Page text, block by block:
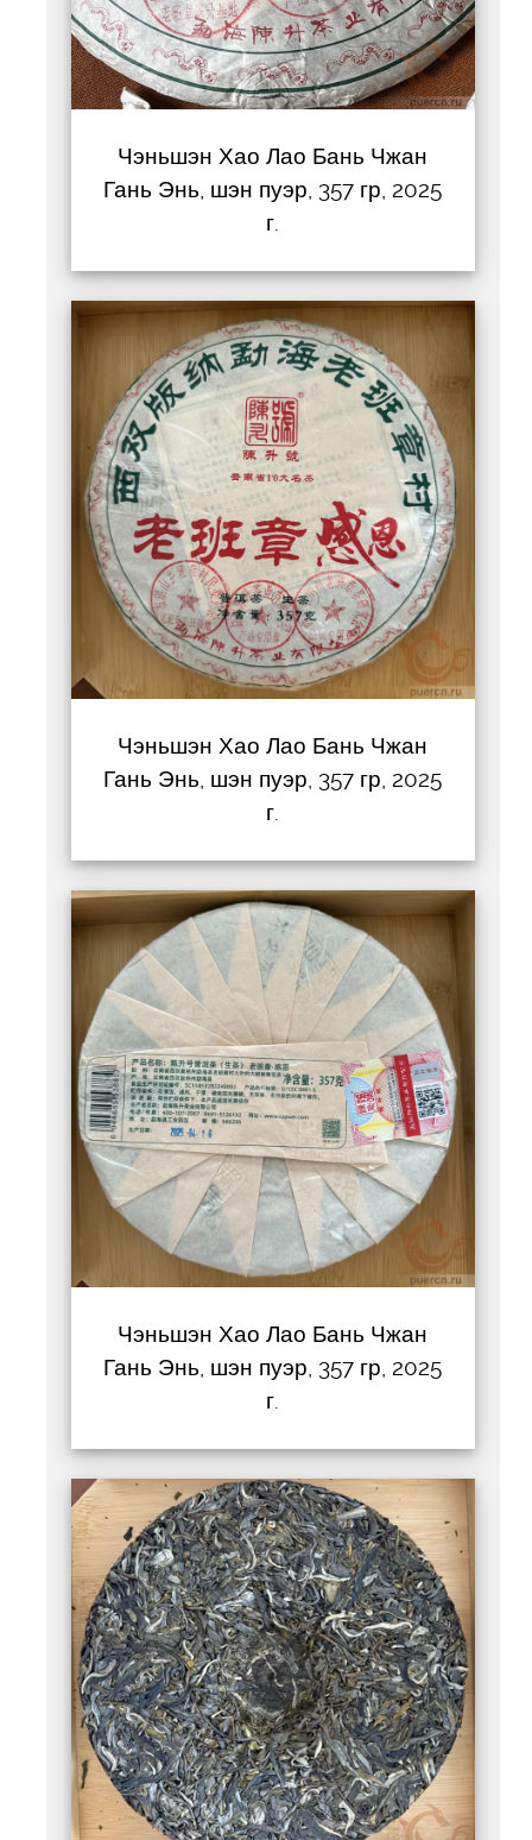
Чэньшэн Хао Лао Бань Чжан
Гань Энь, шэн пуэр, 357 гр, 2025
г.
Чэньшэн Хао Лао Бань Чжан
Гань Энь, шэн пуэр, 357 гр, 2025
г.
Чэньшэн Хао Лао Бань Чжан
Гань Энь, шэн пуэр, 357 гр, 2025
г.